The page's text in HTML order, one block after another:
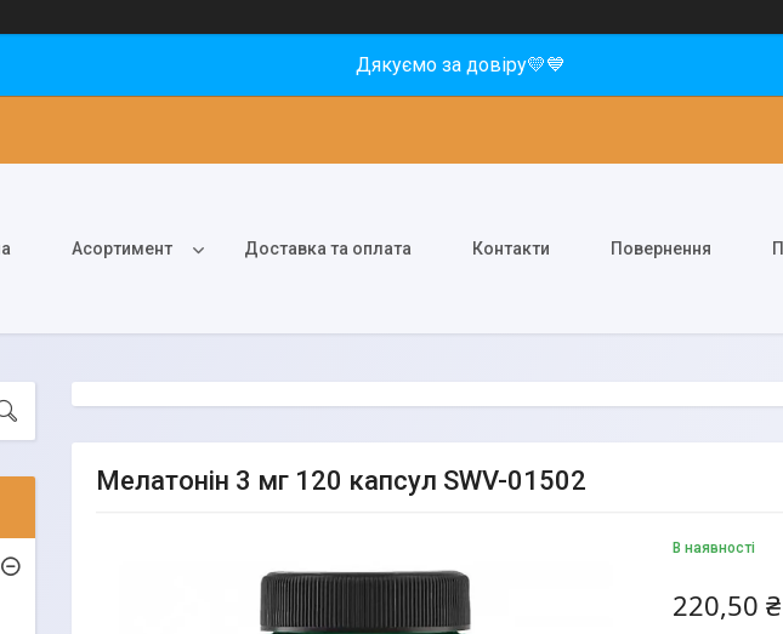
Дякуємо за довіру💛💙
Асортимент Доставка та оплата Контакти Повернення
Мелатонін 3 мг 120 капсул SWV-01502
В наявності
220,50 ₴